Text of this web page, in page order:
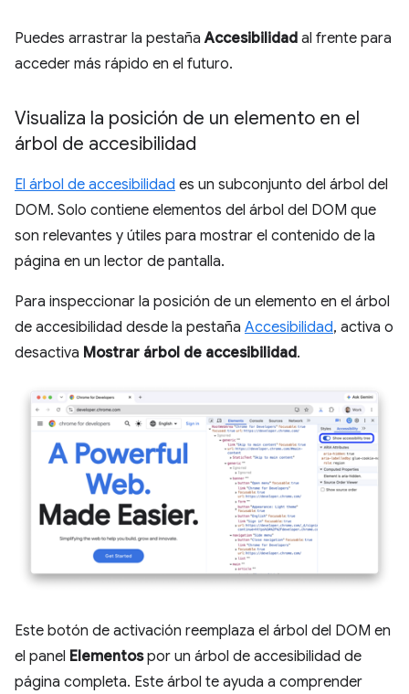
Puedes arrastrar la pestañaAccesibilidad al frente para
acceder más rápido en el futuro.
Visualiza la posición de un elemento en el
árbol de accesibilidad
El árbol de accesibilidad es un subconjunto del árbol del
DOM. Solo contiene elementos del árbol del DOM que
son relevantes y útiles para mostrar el contenido de la
página en un lector de pantalla.
Para inspeccionar la posición de un elemento en el árbol
de accesibilidad desde la pestaña Accesibilidad, activa o
desactiva Mostrar árbol de accesibilidad.
Este botón de activación reemplaza el árbol del DOM en
el panel Elementospor un árbol de accesibilidad de
página completa. Este árbol te ayuda a comprender